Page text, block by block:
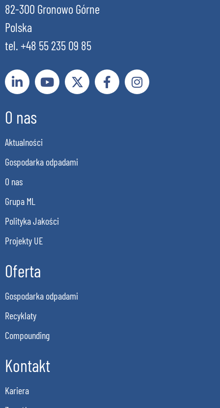
82-300 Gronowo Górne
Polska
tel. +48 55 235 09 85
O nas
Aktualności
Gospodarka odpadami
O nas
Grupa ML
Polityka Jakości
Projekty UE
Oferta
Gospodarka odpadami
Recyklaty
Compounding
Kontakt
Kariera